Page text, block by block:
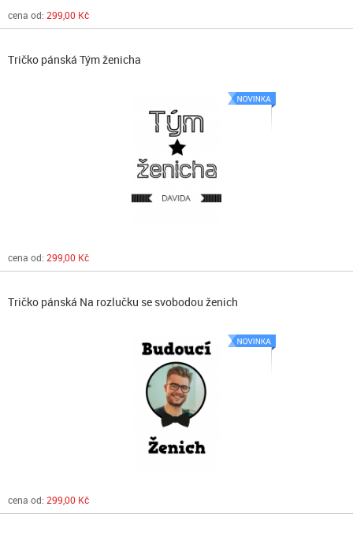
cena od: 299,00 Kč
Tričko pánská Tým ženicha
cena od: 299,00 Kč
Tričko pánská Na rozlučku se svobodou ženich
cena od: 299,00 Kč